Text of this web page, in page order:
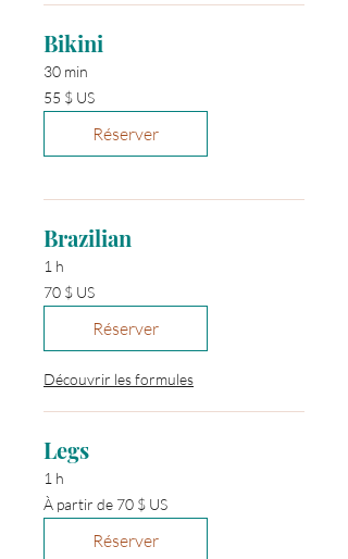
Bikini
30 min
55 dollars
des
États-
55 $ US
Réserver
Brazilian
1 h
70 dollars
des
États-
70 $ US
Réserver
Découvrir les formules
Legs
1 h
À
partir
de
À partir de 70 $ US
Réserver